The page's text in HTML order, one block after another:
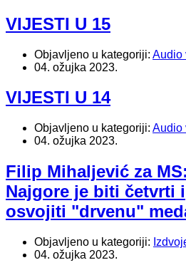
VIJESTI U 15
Objavljeno u kategoriji: Audio
04. ožujka 2023.
VIJESTI U 14
Objavljeno u kategoriji: Audio
04. ožujka 2023.
Filip Mihaljević za MS:
Najgore je biti četvrti i
osvojiti "drvenu"
Objavljeno u kategoriji:
04. ožujka 2023.